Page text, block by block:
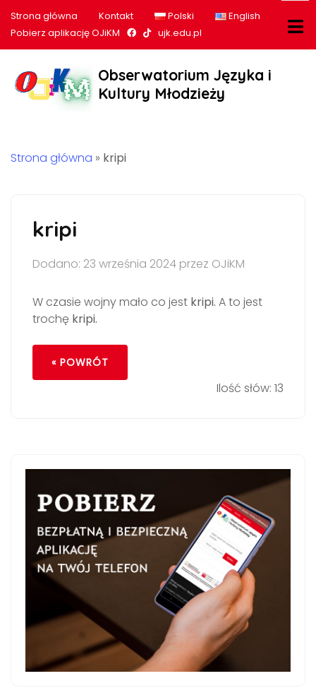
Strona główna Kontakt Polski
English
Pobierz aplikację OJiKM
Nasz profil na Facebook
Nasz profil na tiktok
ujk.edu.pl
Obserwatorium Języka i
Kultury Młodzieży
Strona główna » kripi
kripi
Dodano: 23 września 2024 przez OJiKM
W czasie wojny mało co jest kripi. A to jest
trochę kripi.
« POWRÓT
Ilość słów: 13